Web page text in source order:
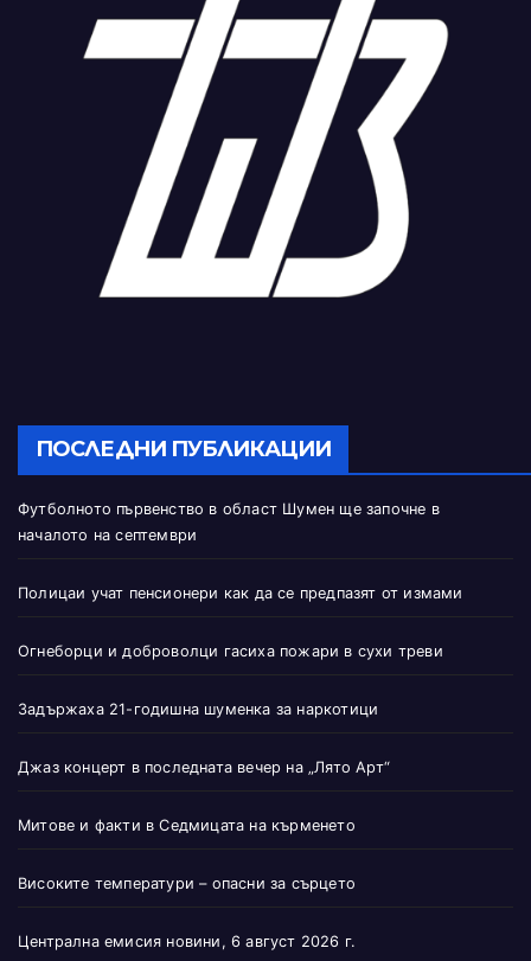
ПОСЛЕДНИ ПУБЛИКАЦИИ
Футболното първенство в област Шумен ще започне в
началото на септември
Полицаи учат пенсионери как да се предпазят от измами
Огнеборци и доброволци гасиха пожари в сухи треви
Задържаха 21-годишна шуменка за наркотици
Джаз концерт в последната вечер на „Лято Арт“
Митове и факти в Седмицата на кърменето
Високите температури – опасни за сърцето
Централна емисия новини, 6 август 2026 г.